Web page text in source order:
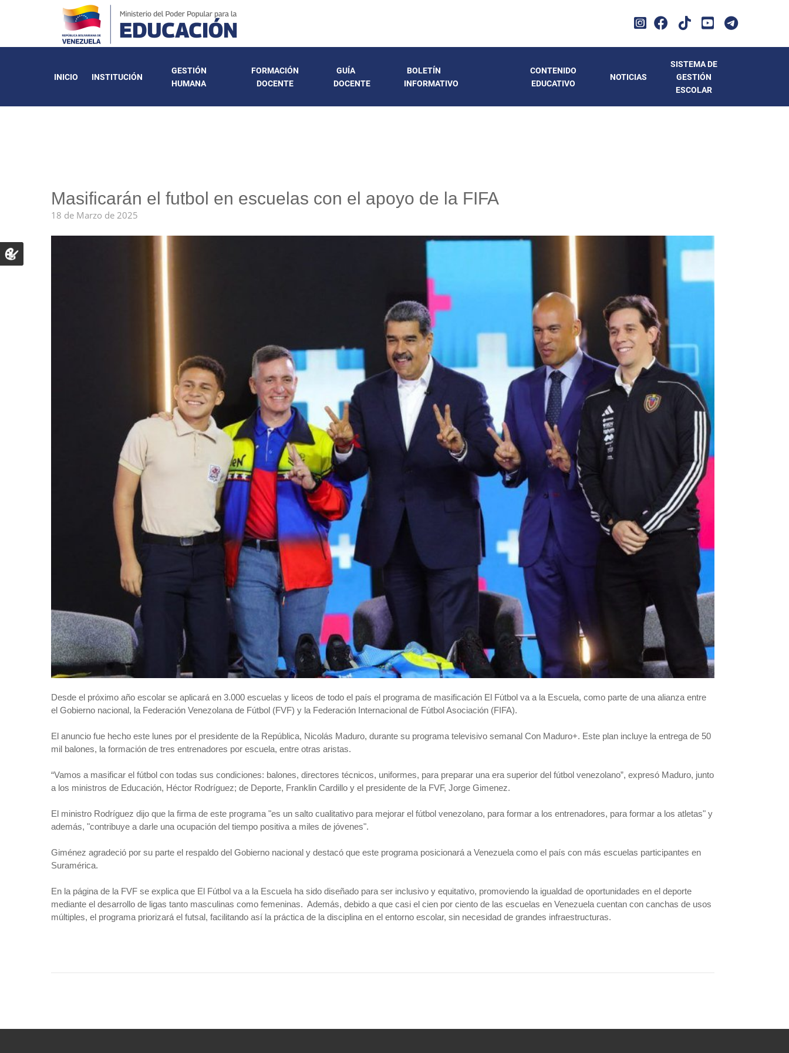
INICIO INSTITUCIÓN
GESTIÓN
HUMANA
FORMACIÓN
DOCENTE
GUÍA
DOCENTE
BOLETÍN
INFORMATIVO
CONTENIDO
EDUCATIVO
NOTICIAS
SISTEMA DE
GESTIÓN
ESCOLAR
Masificarán el futbol en escuelas con el apoyo de la FIFA
18 de Marzo de 2025
Desde el próximo año escolar se aplicará en 3.000 escuelas y liceos de todo el país el programa de masificación El Fútbol va a la Escuela, como parte de una alianza entre
el Gobierno nacional, la Federación Venezolana de Fútbol (FVF) y la Federación Internacional de Fútbol Asociación (FIFA).
El anuncio fue hecho este lunes por el presidente de la República, Nicolás Maduro, durante su programa televisivo semanal Con Maduro+. Este plan incluye la entrega de 50
mil balones, la formación de tres entrenadores por escuela, entre otras aristas.
“Vamos a masificar el fútbol con todas sus condiciones: balones, directores técnicos, uniformes, para preparar una era superior del fútbol venezolano”, expresó Maduro, junto
a los ministros de Educación, Héctor Rodríguez; de Deporte, Franklin Cardillo y el presidente de la FVF, Jorge Gimenez.
El ministro Rodríguez dijo que la firma de este programa "es un salto cualitativo para mejorar el fútbol venezolano, para formar a los entrenadores, para formar a los atletas" y
además, "contribuye a darle una ocupación del tiempo positiva a miles de jóvenes".
Giménez agradeció por su parte el respaldo del Gobierno nacional y destacó que este programa posicionará a Venezuela como el país con más escuelas participantes en
Suramérica.
En la página de la FVF se explica que El Fútbol va a la Escuela ha sido diseñado para ser inclusivo y equitativo, promoviendo la igualdad de oportunidades en el deporte
mediante el desarrollo de ligas tanto masculinas como femeninas. Además, debido a que casi el cien por ciento de las escuelas en Venezuela cuentan con canchas de usos
múltiples, el programa priorizará el futsal, facilitando así la práctica de la disciplina en el entorno escolar, sin necesidad de grandes infraestructuras.